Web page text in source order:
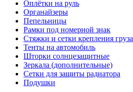
Оплётки на руль
Органайзеры
Пепельницы
Рамки под номерной знак
Стяжки и сетки крепления груза
Тенты на автомобиль
Шторки солнцезащитные
Зеркала (дополнительные)
Сетки для защиты радиатора
Подушки